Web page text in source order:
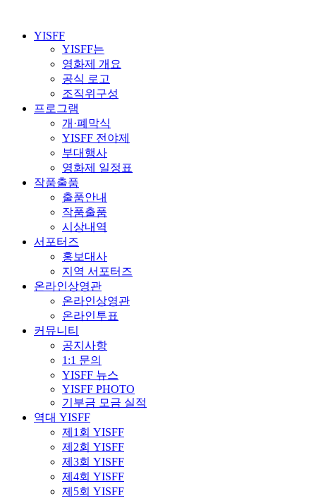
YISFF
YISFF는
영화제 개요
공식 로고
조직위구성
프로그램
개·폐막식
YISFF 전야제
부대행사
영화제 일정표
작품출품
출품안내
작품출품
시상내역
서포터즈
홍보대사
지역 서포터즈
온라인상영관
온라인상영관
온라인투표
커뮤니티
공지사항
1:1 문의
YISFF 뉴스
YISFF PHOTO
기부금 모금 실적
역대 YISFF
제1회 YISFF
제2회 YISFF
제3회 YISFF
제4회 YISFF
제5회 YISFF